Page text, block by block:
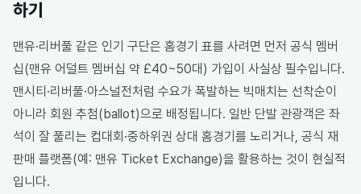
하기
맨유·리버풀 같은 인기 구단은 홈경기 표를 사려면 먼저 공식 멤버
십(맨유 어덜트 멤버십 약 £40~50대) 가입이 사실상 필수입니다.
맨시티·리버풀·아스널전처럼 수요가 폭발하는 빅매치는 선착순이
아니라 회원 추첨(ballot)으로 배정됩니다. 일반 단발 관광객은 좌
석이 잘 풀리는 컵대회·중하위권 상대 홈경기를 노리거나, 공식 재
판매 플랫폼(예: 맨유 Ticket Exchange)을 활용하는 것이 현실적
입니다.